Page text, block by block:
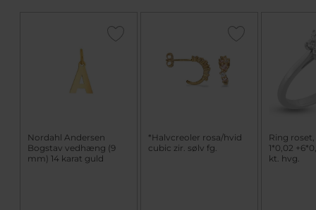
Nordahl Andersen
Bogstav vedhæng (9
mm) 14 karat guld
*Halvcreoler rosa/hvid
cubic zir. sølv fg.
Ring
1*0,02
kt. hvg.